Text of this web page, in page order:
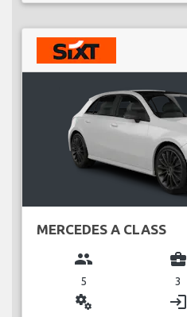
MERCEDES A CLASS
group
5
business_center
3
miscellaneous_services login